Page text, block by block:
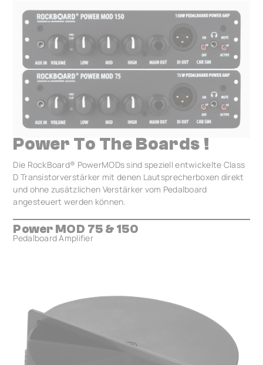
Power To The Boards !
Die RockBoard® PowerMODs sind speziell entwickelte Class
D Transistorverstärker mit denen Lautsprecherboxen direkt
und ohne zusätzlichen Verstärker vom Pedalboard
angesteuert werden können.
Power MOD 75 & 150
Pedalboard Amplifier